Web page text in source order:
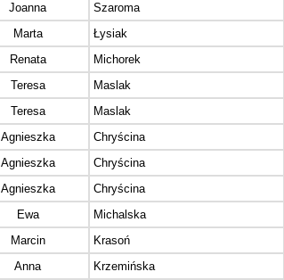
Joanna
Szaroma
Marta
Łysiak
Renata
Michorek
Teresa
Maslak
Teresa
Maslak
Agnieszka
Chryścina
Agnieszka
Chryścina
Agnieszka
Chryścina
Ewa
Michalska
Marcin
Krasoń
Anna
Krzemińska